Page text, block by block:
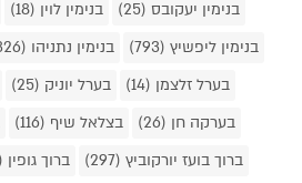
בנימין יעקובס (25)
בנימין לוין (18)
בנימין ליפשיץ (793)
בנימין נתניהו (326)
בערל זלצמן (14)
בערל יוניק (25)
בערקה חן (26)
בצלאל שיף (116)
ברוך בועז יורקוביץ (297)
ברוך גופין